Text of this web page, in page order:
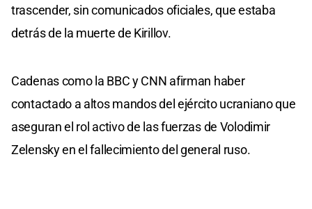
trascender, sin comunicados oficiales, que estaba
detrás de la muerte de Kirillov.
Cadenas como la BBC y CNN afirman haber
contactado a altos mandos del ejército ucraniano que
aseguran el rol activo de las fuerzas de Volodimir
Zelensky en el fallecimiento del general ruso.